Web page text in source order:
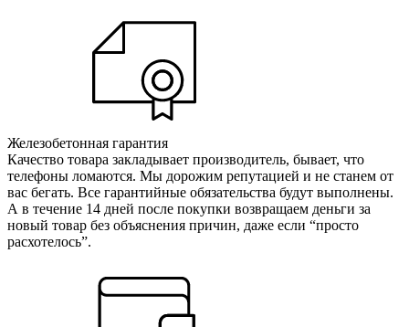
Железобетонная гарантия
Качество товара закладывает производитель, бывает, что
телефоны ломаются. Мы дорожим репутацией и не станем от
вас бегать. Все гарантийные обязательства будут выполнены.
А в течение 14 дней после покупки возвращаем деньги за
новый товар без объяснения причин, даже если “просто
расхотелось”.